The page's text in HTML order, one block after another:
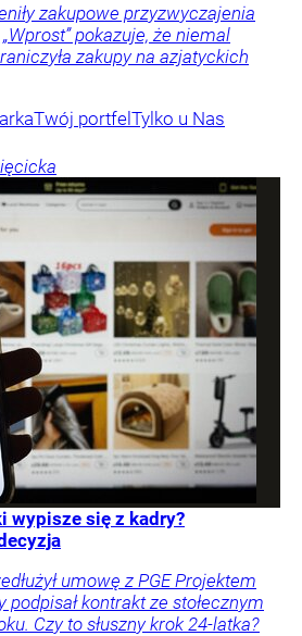
zakupowe przyzwyczajenia
pokazuje, że niemal
zakupy na azjatyckich
Twój portfelTylko u Nas
wypisze się z kadry?
umowę z PGE Projektem
kontrakt ze stołecznym
Czy to słuszny krok 24-latka?